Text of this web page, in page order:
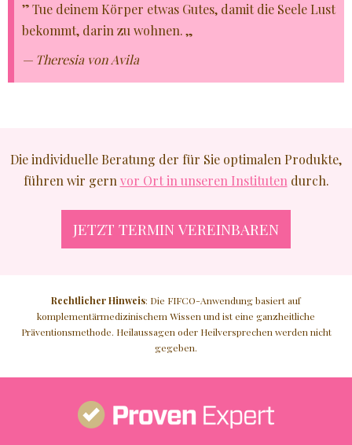
Tue deinem Körper etwas Gutes, damit die Seele Lust
bekommt, darin zu wohnen.
Theresia von Avila
Die individuelle Beratung der für Sie optimalen Produkte,
führen wir gernvor Ort in unseren Institutendurch.
JETZT TERMIN VEREINBAREN
Rechtlicher Hinweis: Die FIFCO-Anwendung basiert auf
komplementärmedizinischem Wissen und ist eine ganzheitliche
Präventionsmethode. Heilaussagen oder Heilversprechen werden nicht
gegeben.